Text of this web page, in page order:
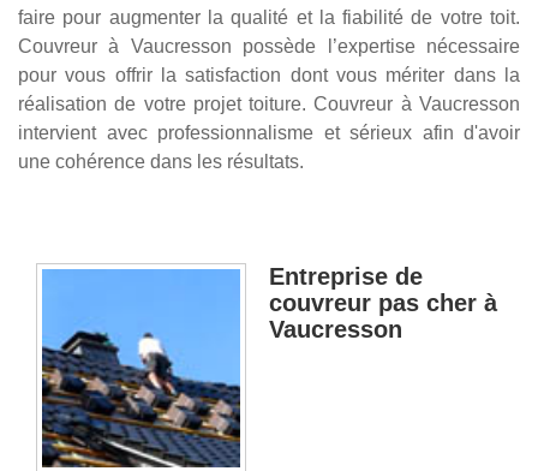
faire pour augmenter la qualité et la fiabilité de votre toit.
Couvreur à Vaucresson possède l’expertise nécessaire
pour vous offrir la satisfaction dont vous mériter dans la
réalisation de votre projet toiture. Couvreur à Vaucresson
intervient avec professionnalisme et sérieux afin d'avoir
une cohérence dans les résultats.
Entreprise de
couvreur pas cher à
Vaucresson